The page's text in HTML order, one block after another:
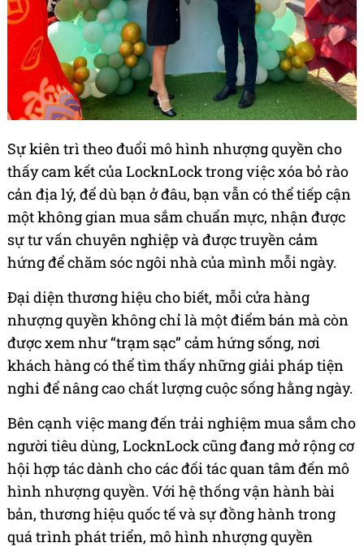
Sự kiên trì theo đuổi mô hình nhượng quyền cho
thấy cam kết của LocknLock trong việc xóa bỏ rào
cản địa lý, để dù bạn ở đâu, bạn vẫn có thể tiếp cận
một không gian mua sắm chuẩn mực, nhận được
sự tư vấn chuyên nghiệp và được truyền cảm
hứng để chăm sóc ngôi nhà của mình mỗi ngày.
Đại diện thương hiệu cho biết, mỗi cửa hàng
nhượng quyền không chỉ là một điểm bán mà còn
được xem như “trạm sạc” cảm hứng sống, nơi
khách hàng có thể tìm thấy những giải pháp tiện
nghi để nâng cao chất lượng cuộc sống hằng ngày.
Bên cạnh việc mang đến trải nghiệm mua sắm cho
người tiêu dùng, LocknLock cũng đang mở rộng cơ
hội hợp tác dành cho các đối tác quan tâm đến mô
hình nhượng quyền. Với hệ thống vận hành bài
bản, thương hiệu quốc tế và sự đồng hành trong
quá trình phát triển, mô hình nhượng quyền